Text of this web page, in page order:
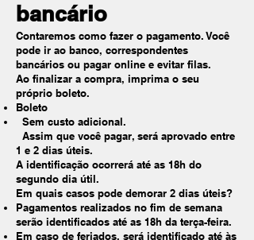
bancário
Contaremos como fazer o pagamento. Você
pode ir ao banco, correspondentes
bancários ou pagar online e evitar filas.
Ao finalizar a compra, imprima o seu
próprio boleto.
Boleto
Sem custo adicional.
Assim que você pagar, será aprovado entre
1 e 2 dias úteis.
A identificação ocorrerá até as 18h do
segundo dia útil.
Em quais casos pode demorar 2 dias úteis?
Pagamentos realizados no fim de semana
serão identificados até as 18h da terça-feira.
Em caso de feriados, será identificado até às